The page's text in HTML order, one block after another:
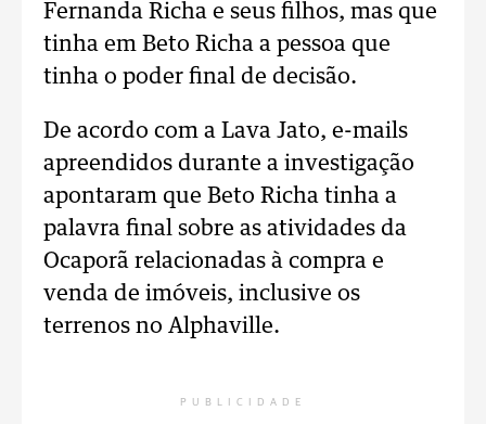
Fernanda Richa e seus filhos, mas que
tinha em Beto Richa a pessoa que
tinha o poder final de decisão.
De acordo com a Lava Jato, e-mails
apreendidos durante a investigação
apontaram que Beto Richa tinha a
palavra final sobre as atividades da
Ocaporã relacionadas à compra e
venda de imóveis, inclusive os
terrenos no Alphaville.
PUBLICIDADE